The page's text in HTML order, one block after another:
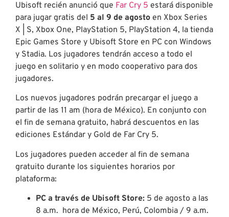
Ubisoft recién anunció que Far Cry 5 estará disponible
para jugar gratis del 5 al 9 de agosto en Xbox Series
X | S, Xbox One, PlayStation 5, PlayStation 4, la tienda
Epic Games Store y Ubisoft Store en PC con Windows
y Stadia. Los jugadores tendrán acceso a todo el
juego en solitario y en modo cooperativo para dos
jugadores.
Los nuevos jugadores podrán precargar el juego a
partir de las 11 am (hora de México). En conjunto con
el fin de semana gratuito, habrá descuentos en las
ediciones Estándar y Gold de Far Cry 5.
Los jugadores pueden acceder al fin de semana
gratuito durante los siguientes horarios por
plataforma:
PC a través de Ubisoft Store: 5 de agosto a las
8 a.m. hora de México, Perú, Colombia / 9 a.m.